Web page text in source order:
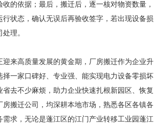
的依据；最后，搬迁后，逐一核对物资数量，
行状态，确认无误后再验收签字，若出现设备损
理。
迎来高质量发展的黄金期，厂房搬迁作为企业升
择一家口碑好、专业强、能实现电力设备零损坏
省去不少麻烦，助力企业快速扎根新园区、恢复
房搬迁公司，均深耕本地市场，熟悉各区各镇各
需求，无论是蓬江区的江门产业转移工业园蓬江